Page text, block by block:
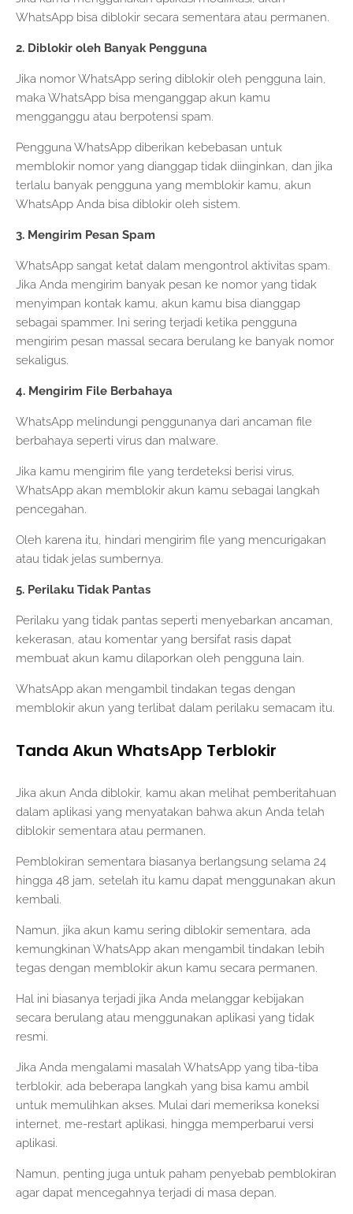
WhatsApp bisa diblokir secara sementara atau permanen.
2. Diblokir oleh Banyak Pengguna
Jika nomor WhatsApp sering diblokir oleh pengguna lain,
maka WhatsApp bisa menganggap akun kamu
mengganggu atau berpotensi spam.
Pengguna WhatsApp diberikan kebebasan untuk
memblokir nomor yang dianggap tidak diinginkan, dan jika
terlalu banyak pengguna yang memblokir kamu, akun
WhatsApp Anda bisa diblokir oleh sistem.
3. Mengirim Pesan Spam
WhatsApp sangat ketat dalam mengontrol aktivitas spam.
Jika Anda mengirim banyak pesan ke nomor yang tidak
menyimpan kontak kamu, akun kamu bisa dianggap
sebagai spammer. Ini sering terjadi ketika pengguna
mengirim pesan massal secara berulang ke banyak nomor
sekaligus.
4. Mengirim File Berbahaya
WhatsApp melindungi penggunanya dari ancaman file
berbahaya seperti virus dan malware.
Jika kamu mengirim file yang terdeteksi berisi virus,
WhatsApp akan memblokir akun kamu sebagai langkah
pencegahan.
Oleh karena itu, hindari mengirim file yang mencurigakan
atau tidak jelas sumbernya.
5. Perilaku Tidak Pantas
Perilaku yang tidak pantas seperti menyebarkan ancaman,
kekerasan, atau komentar yang bersifat rasis dapat
membuat akun kamu dilaporkan oleh pengguna lain.
WhatsApp akan mengambil tindakan tegas dengan
memblokir akun yang terlibat dalam perilaku semacam itu.
Tanda Akun WhatsApp Terblokir
Jika akun Anda diblokir, kamu akan melihat pemberitahuan
dalam aplikasi yang menyatakan bahwa akun Anda telah
diblokir sementara atau permanen.
Pemblokiran sementara biasanya berlangsung selama 24
hingga 48 jam, setelah itu kamu dapat menggunakan akun
kembali.
Namun, jika akun kamu sering diblokir sementara, ada
kemungkinan WhatsApp akan mengambil tindakan lebih
tegas dengan memblokir akun kamu secara permanen.
Hal ini biasanya terjadi jika Anda melanggar kebijakan
secara berulang atau menggunakan aplikasi yang tidak
resmi.
Jika Anda mengalami masalah WhatsApp yang tiba-tiba
terblokir, ada beberapa langkah yang bisa kamu ambil
untuk memulihkan akses. Mulai dari memeriksa koneksi
internet, me-restart aplikasi, hingga memperbarui versi
aplikasi.
Namun, penting juga untuk paham penyebab pemblokiran
agar dapat mencegahnya terjadi di masa depan.